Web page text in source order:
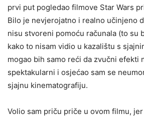
prvi put pogledao filmove Star Wars
Bilo je nevjerojatno i realno učinjeno
nisu stvoreni pomoću računala (to su
kako to nisam vidio u kazalištu s
mogao bih samo reći da zvučni efekti
spektakularni i osjećao sam se
sjajnu kinematografiju.
Volio sam priču priče u ovom filmu,